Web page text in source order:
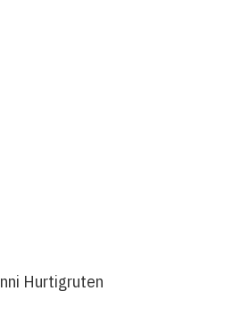
Hurtigruten